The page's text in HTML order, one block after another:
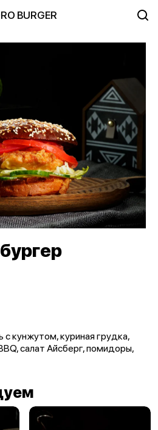
BURGER
с кунжутом, куриная грудка,
салат Айсберг, помидоры,